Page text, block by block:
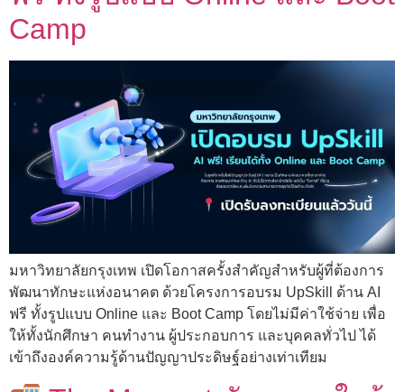
Camp
มหาวิทยาลัยกรุงเทพ เปิดโอกาสครั้งสำคัญสำหรับผู้ที่ต้องการ
พัฒนาทักษะแห่งอนาคต ด้วยโครงการอบรม UpSkill ด้าน AI
ฟรี ทั้งรูปแบบ Online และ Boot Camp โดยไม่มีค่าใช้จ่าย เพื่อ
ให้ทั้งนักศึกษา คนทำงาน ผู้ประกอบการ และบุคคลทั่วไป ได้
เข้าถึงองค์ความรู้ด้านปัญญาประดิษฐ์อย่างเท่าเทียม